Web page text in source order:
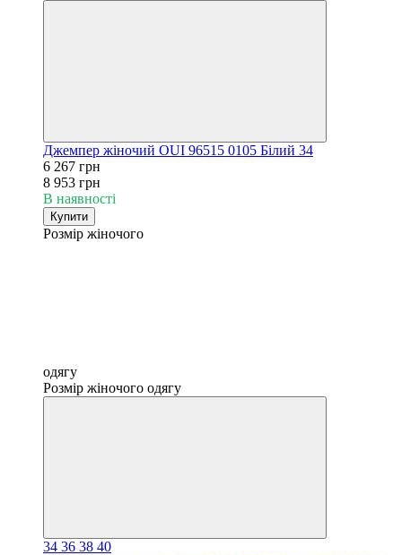
Джемпер жіночий OUI 96515 0105 Білий 34
6 267 грн
8 953 грн
В наявності
Купити
Розмір жіночого
одягу
Розмір жіночого одягу
34 36 38 40